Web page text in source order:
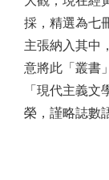
採，精選為七
主張納入其中
意將此「叢書
「現代主義
榮，謹略誌數